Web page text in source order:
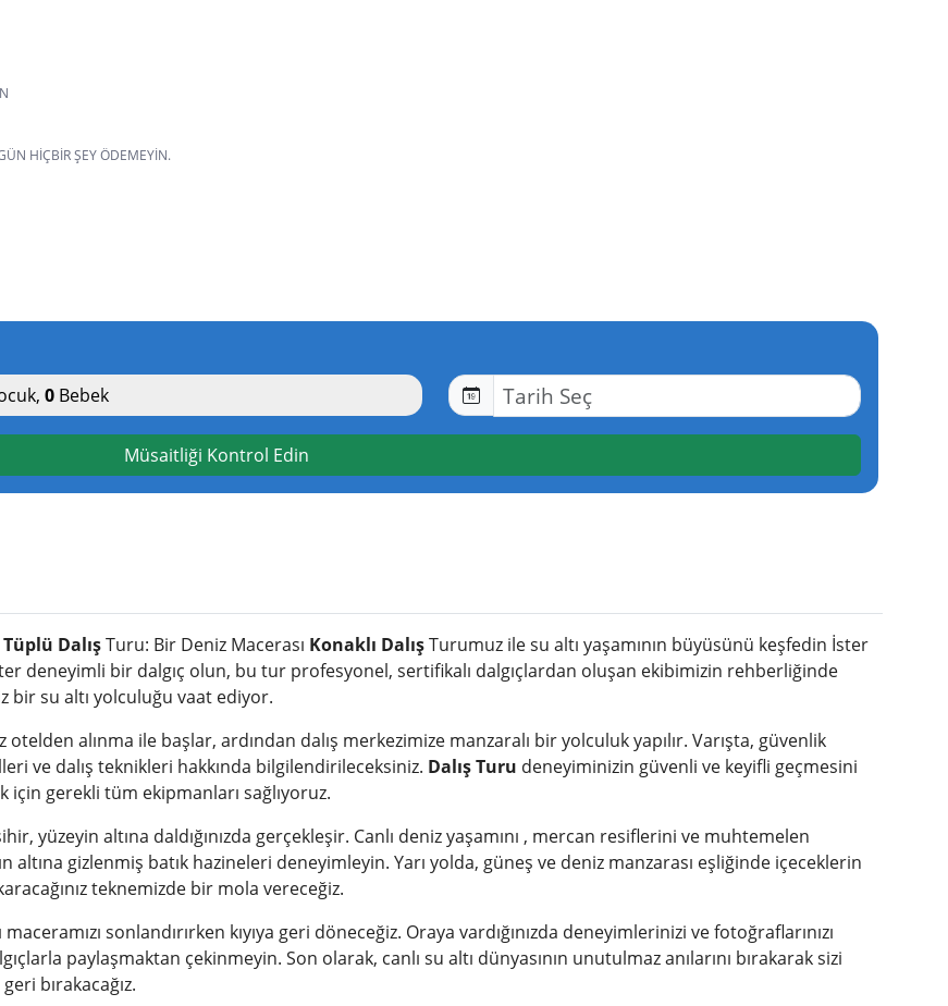
HIÇBIR ŞEY ÖDEMEYIN.
,0 Bebek
Müsaitliği Kontrol Edin
DalışTuru: Bir Deniz Macerası Konaklı DalışTurumuz ile su altı yaşamının büyüsünü keşfedin İster
deneyimli bir dalgıç olun, bu tur profesyonel, sertifikalı dalgıçlardan oluşan ekibimizin rehberliğinde
bir su altı yolculuğu vaat ediyor.
otelden alınma ile başlar, ardından dalış merkezimize manzaralı bir yolculuk yapılır. Varışta, güvenlik
ve dalış teknikleri hakkında bilgilendirileceksiniz. Dalış Turu deneyiminizin güvenli ve keyifli geçmesini
için gerekli tüm ekipmanları sağlıyoruz.
yüzeyin altına daldığınızda gerçekleşir. Canlı deniz yaşamını , mercan resiflerini ve muhtemelen
altına gizlenmiş batık hazineleri deneyimleyin. Yarı yolda, güneş ve deniz manzarası eşliğinde içeceklerin
teknemizde bir mola vereceğiz.
maceramızı sonlandırırken kıyıya geri döneceğiz. Oraya vardığınızda deneyimlerinizi ve fotoğraflarınızı
paylaşmaktan çekinmeyin. Son olarak, canlı su altı dünyasının unutulmaz anılarını bırakarak sizi
bırakacağız.